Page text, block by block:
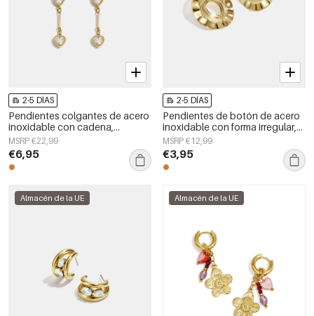
2-5 DÍAS
Pendientes colgantes de acero
inoxidable con cadena,
elegantes, ideales para
reuniones o fiestas. Colección
de lujo para mujer.
MSRP €22,99
€6,95
2-5 DÍAS
Pendientes de botón de acero
inoxidable con forma irregular,
sencillos, de la serie Daily
Simple, joyería para mujer.
MSRP €12,99
€3,95
Almacén de la UE Almacén de la UE